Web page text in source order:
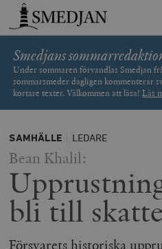
Timbro
Smedjans
Under sommaren förvandlas Smedjan
sommarsmeder dagligen kommenterar
kortare texter. Välkommen att läsa!Läs
SAMHÄLLE LEDARE
Bean Khalil:
bli till
Försvarets historiska